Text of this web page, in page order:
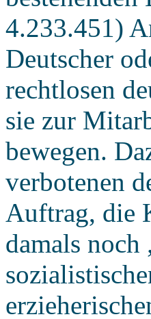
4.233.451)
Deutscher
rechtlosen
sie zur
bewegen.
verbotenen
Auftrag, die
damals noch